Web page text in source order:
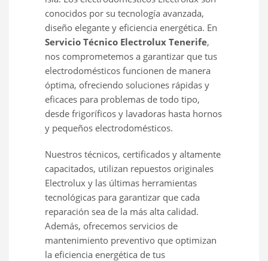
conocidos por su tecnología avanzada,
diseño elegante y eficiencia energética. En
Servicio Técnico Electrolux Tenerife,
nos comprometemos a garantizar que tus
electrodomésticos funcionen de manera
óptima, ofreciendo soluciones rápidas y
eficaces para problemas de todo tipo,
desde frigoríficos y lavadoras hasta hornos
y pequeños electrodomésticos.
Nuestros técnicos, certificados y altamente
capacitados, utilizan repuestos originales
Electrolux y las últimas herramientas
tecnológicas para garantizar que cada
reparación sea de la más alta calidad.
Además, ofrecemos servicios de
mantenimiento preventivo que optimizan
la eficiencia energética de tus